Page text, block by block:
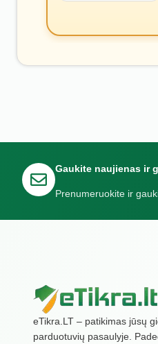
Gaukite naujienas ir
Prenumeruokite ir
eTikra.LT – patikimas jūsų
parduotuvių pasaulyje.